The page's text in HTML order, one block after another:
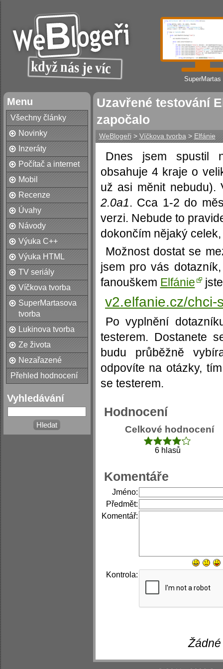
SuperMartas
Menu
Všechny články
Novinky
Inzeráty
Počítač a internet
Mobil
Recenze
Úvahy
Návody
Výuka C++
Výuka HTML
TV seriály
Víčkova tvorba
SuperMartasova
tvorba
Lukinova tvorba
Ze života
Nezařazené
Přehled hodnocení
Vyhledávání
Uzavřené testování
započalo
WeBlogeři > Víčkova tvorba > Elfánie
Dnes jsem spustil
obsahuje 4 kraje o
už asi měnit nebudu).
2.0a1. Cca 1-2 do
verzi. Nebude to
dokončím nějaký
Možnost dostat se
jsem pro vás
fanouškem Elfánie
v2.elfanie.cz/chci-
Po vyplnění
testerem. Dostanete
budu průběžně
odpovíte na otázky,
se testerem.
Hodnocení
Celkové hodnocení
6 hlasů
Komentáře
Jméno:
Předmět:
Komentář:
Kontrola: